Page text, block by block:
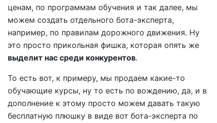
ценам, по программам обучения и так далее, мы
можем создать отдельного бота-эксперта,
например, по правилам дорожного движения. Ну
это просто прикольная фишка, которая опять же
выделит нас среди конкурентов.
То есть вот, к примеру, мы продаем какие-то
обучающие курсы, ну то есть по вождению, да, и в
дополнение к этому просто можем давать такую
бесплатную плюшку в виде вот бота-эксперта по